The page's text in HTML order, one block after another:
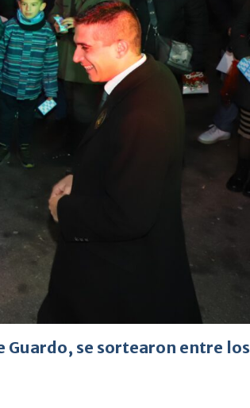
se sortearon entre los